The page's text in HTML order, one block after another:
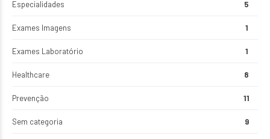
Especialidades 5
Exames Imagens 1
Exames Laboratório 1
Healthcare 8
Prevenção 11
Sem categoria 9